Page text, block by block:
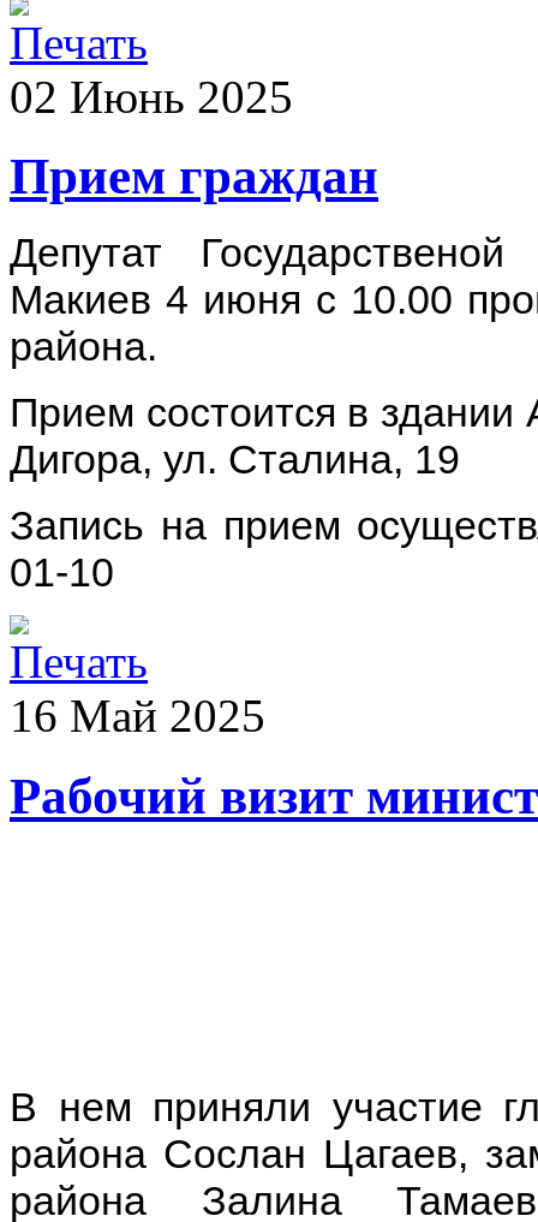
02 Июнь 2025
Прием граждан
Депутат
Макиев 4 июня с 10.00
района.
Прием состоится в
Дигора, ул. Сталина, 19
Запись на прием
01-10
16 Май 2025
Рабочий визит
В нем приняли участие
района Сослан Цагаев,
района Залина